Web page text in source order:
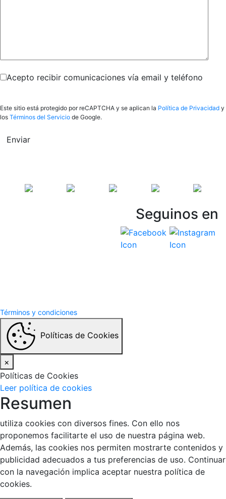
Acepto recibir comunicaciones vía email y teléfono
Este sitio está protegido por reCAPTCHA y se aplican la Política de Privacidad y
los Términos del Servicio de Google.
Enviar
Seguinos en
Términos y condiciones
Políticas de Cookies
×
Políticas de Cookies
Leer política de cookies
Resumen
utiliza cookies con diversos fines. Con ello nos
proponemos facilitarte el uso de nuestra página web.
Además, las cookies nos permiten mostrarte contenidos y
publicidad adecuados a tus preferencias de uso. Continuar
con la navegación implica aceptar nuestra política de
cookies.